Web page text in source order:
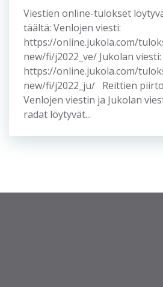
Viestien online-tulokset
täältä: Venlojen viesti:
https://online.jukola.com/
new/fi/j2022_ve/ Jukolan viesti:
https://online.jukola.com/
new/fi/j2022_ju/ Reittien piirto
Venlojen viestin ja Jukolan
radat löytyvät...